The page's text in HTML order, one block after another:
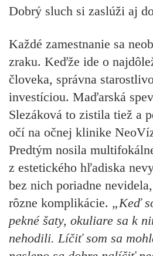
Dobrý sluch si zaslúži aj
Každé zamestnanie sa
zraku. Keďže ide o
človeka, správna
investíciou. Maďarská
Slezáková to zistila tiež a
očí na očnej klinike
Predtým nosila
z estetického hľadiska
bez nich poriadne
rôzne komplikácie. „Keď
pekné šaty, okuliare sa k
nehodili. Líčiť som sa